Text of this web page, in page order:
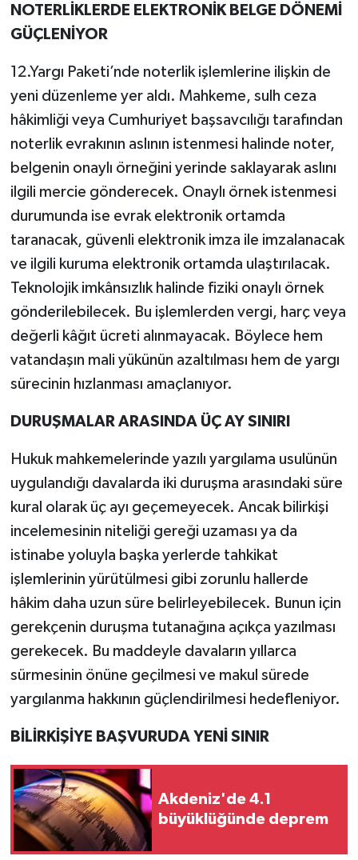
NOTERLİKLERDE ELEKTRONİK BELGE DÖNEMİ
GÜÇLENİYOR
12.Yargı Paketi’nde noterlik işlemlerine ilişkin de
yeni düzenleme yer aldı. Mahkeme, sulh ceza
hâkimliği veya Cumhuriyet başsavcılığı tarafından
noterlik evrakının aslının istenmesi halinde noter,
belgenin onaylı örneğini yerinde saklayarak aslını
ilgili mercie gönderecek. Onaylı örnek istenmesi
durumunda ise evrak elektronik ortamda
taranacak, güvenli elektronik imza ile imzalanacak
ve ilgili kuruma elektronik ortamda ulaştırılacak.
Teknolojik imkânsızlık halinde fiziki onaylı örnek
gönderilebilecek. Bu işlemlerden vergi, harç veya
değerli kâğıt ücreti alınmayacak. Böylece hem
vatandaşın mali yükünün azaltılması hem de yargı
sürecinin hızlanması amaçlanıyor.
DURUŞMALAR ARASINDA ÜÇ AY SINIRI
Hukuk mahkemelerinde yazılı yargılama usulünün
uygulandığı davalarda iki duruşma arasındaki süre
kural olarak üç ayı geçemeyecek. Ancak bilirkişi
incelemesinin niteliği gereği uzaması ya da
istinabe yoluyla başka yerlerde tahkikat
işlemlerinin yürütülmesi gibi zorunlu hallerde
hâkim daha uzun süre belirleyebilecek. Bunun için
gerekçenin duruşma tutanağına açıkça yazılması
gerekecek. Bu maddeyle davaların yıllarca
sürmesinin önüne geçilmesi ve makul sürede
yargılanma hakkının güçlendirilmesi hedefleniyor.
BİLİRKİŞİYE BAŞVURUDA YENİ SINIR
Akdeniz'de 4.1
büyüklüğünde deprem